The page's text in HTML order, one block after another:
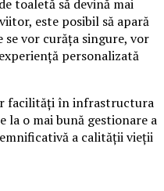
toaletă să devină mai
este posibil să apară
vor curăța singure, vor
personalizată
facilități în infrastructura
la o mai bună gestionare a
a calității vieții